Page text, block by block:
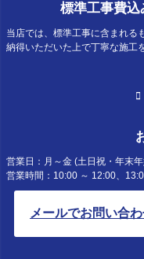
標準工事費
当店では、標準工事に含まれる
納得いただいた上で丁寧な施工
営業日：月～金 (土日祝・年末
営業時間：10:00 ～ 12:00、
メールでお問い合